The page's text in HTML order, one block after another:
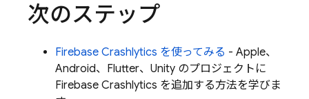
次のステップ
Firebase Crashlytics を使ってみる - Apple、
Android、Flutter、Unity のプロジェクトに
Firebase Crashlytics を追加する方法を学びま